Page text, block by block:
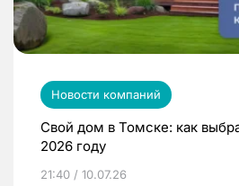
Новости компаний
Свой дом в Томске: как
2026 году
21:40 / 10.07.26